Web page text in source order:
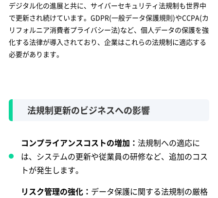
デジタル化の進展と共に、サイバーセキュリティ法規制も世界中
で更新され続けています。GDPR(一般データ保護規則)やCCPA(カ
リフォルニア消費者プライバシー法)など、個人データの保護を強
化する法律が導入されており、企業はこれらの法規制に適応する
必要があります。
法規制更新のビジネスへの影響
コンプライアンスコストの増加： 法規制への適応に
は、システムの更新や従業員の研修など、追加のコス
トが発生します。
リスク管理の強化： データ保護に関する法規制の厳格